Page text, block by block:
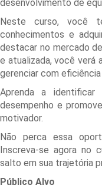
desenvolvimento de
Neste curso, você
conhecimentos e
destacar no mercado
e atualizada, você verá
gerenciar com
Aprenda a
desempenho e
motivador.
Não perca essa
Inscreva-se agora no
salto em sua trajetória
Público Alvo